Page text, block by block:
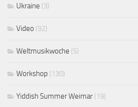
Ukraine (3)
Video (92)
Weltmusikwoche (5)
Workshop (130)
Yiddish Summer Weimar (19)